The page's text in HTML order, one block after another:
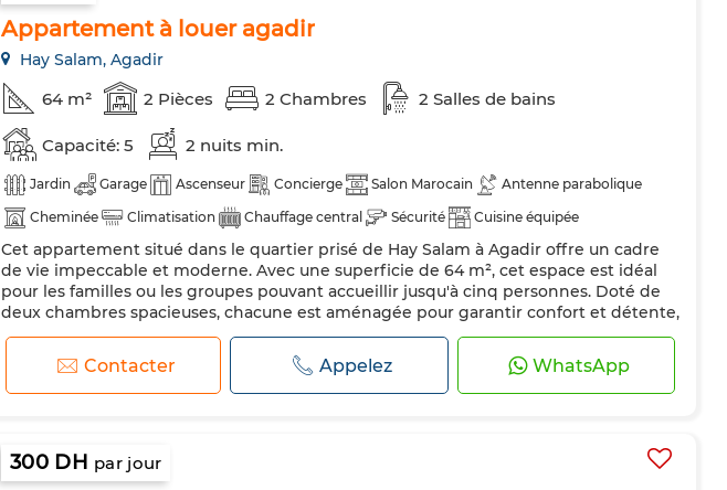
Appartement à louer agadir
Hay Salam, Agadir
64 m² 2 Pièces 2 Chambres 2 Salles de bains
Capacité: 5 2 nuits min.
Jardin Garage Ascenseur Concierge Salon Marocain
Antenne parabolique
Cheminée
Climatisation Chauffage central Sécurité
Cuisine équipée
Réfrigérateur
Four TV Machine à laver Micro-ondes Internet
Cet appartement situé dans le quartier prisé de Hay Salam à Agadir offre un cadre
de vie impeccable et moderne. Avec une superficie de 64 m², cet espace est idéal
pour les familles ou les groupes pouvant accueillir jusqu'à cinq personnes. Doté de
deux chambres spacieuses, chacune est aménagée pour garantir confort et détente,
avec des rideaux aux textures élégantes qui confèrent une ambiance chaleureuse.
Le salon marocain est un atout majeur de...
Contacter Appelez WhatsApp
300 DH par jour